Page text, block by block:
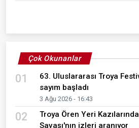
Çok Okunanlar
01
63. Uluslararası Troya
sayım başladı
3 Ağu 2026 - 16:43
02
Troya Ören Yeri
Savaşı'nın izleri aranıyor